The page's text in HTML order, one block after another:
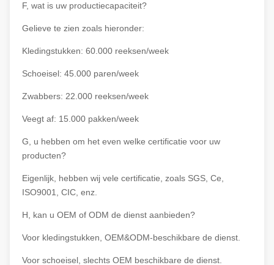
F, wat is uw productiecapaciteit?
Gelieve te zien zoals hieronder:
Kledingstukken: 60.000 reeksen/week
Schoeisel: 45.000 paren/week
Zwabbers: 22.000 reeksen/week
Veegt af: 15.000 pakken/week
G, u hebben om het even welke certificatie voor uw
producten?
Eigenlijk, hebben wij vele certificatie, zoals SGS, Ce,
ISO9001, CIC, enz.
H, kan u OEM of ODM de dienst aanbieden?
Voor kledingstukken, OEM&ODM-beschikbare de dienst.
Voor schoeisel, slechts OEM beschikbare de dienst.